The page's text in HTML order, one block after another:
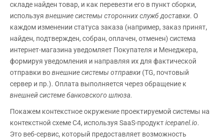
складе найден товар, и как перевезти его в пункт сборки,
используя внешние системы сторонних служб доставки. О
каждом изменении статуса заказа (например, заказ принят,
найден, подтвержден, собран, оплачен, отменен) система
интернет-магазина уведомляет Покупателя и Менеджера,
формируя уведомления и направляя их для фактической
отправки вовнешние системы отправки (TG, почтовый
сервер и пр.). Оплата выполняется через обращение к
внешней системе банковского шлюза.
Покажем контекстное окружение проектируемой системы на
контекстной схеме С4, используя SaaS-продуктicepanel.io.
Это веб-сервис, который предоставляет возможность